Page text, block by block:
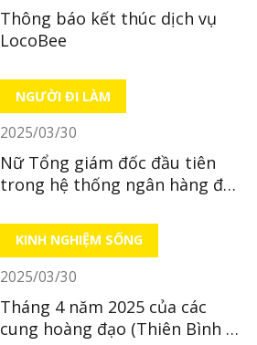
Thông báo kết thúc dịch vụ
LocoBee
NGƯỜI ĐI LÀM
2025/03/30
Nữ Tổng giám đốc đầu tiên
trong hệ thống ngân hàng địa
KINH NGHIỆM SỐNG
2025/03/30
Tháng 4 năm 2025 của các
cung hoàng đạo (Thiên Bình ~